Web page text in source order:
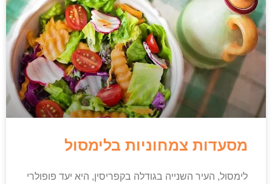
מסעדות צמחוניות בלימסול
לימסול, העיר השנייה בגודלה בקפריסין, היא יעד פופולרי